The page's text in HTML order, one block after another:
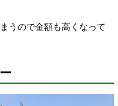
うので金額も高くなって